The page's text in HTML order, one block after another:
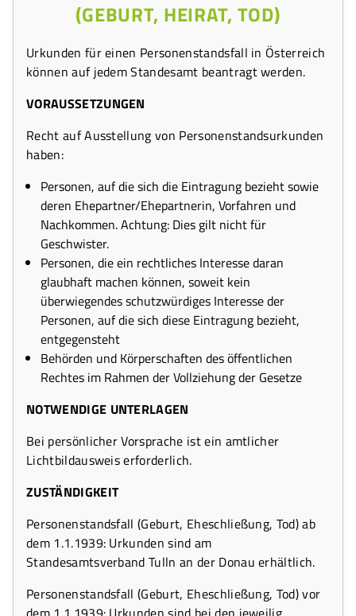
(GEBURT, HEIRAT, TOD)
Urkunden für einen Personenstandsfall in Österreich
können auf jedem Standesamt beantragt werden.
VORAUSSETZUNGEN
Recht auf Ausstellung von Personenstandsurkunden
haben:
Personen, auf die sich die Eintragung bezieht sowie
deren Ehepartner/Ehepartnerin, Vorfahren und
Nachkommen. Achtung: Dies gilt nicht für
Geschwister.
Personen, die ein rechtliches Interesse daran
glaubhaft machen können, soweit kein
überwiegendes schutzwürdiges Interesse der
Personen, auf die sich diese Eintragung bezieht,
entgegensteht
Behörden und Körperschaften des öffentlichen
Rechtes im Rahmen der Vollziehung der Gesetze
NOTWENDIGE UNTERLAGEN
Bei persönlicher Vorsprache ist ein amtlicher
Lichtbildausweis erforderlich.
ZUSTÄNDIGKEIT
Personenstandsfall (Geburt, Eheschließung, Tod) ab
dem 1.1.1939: Urkunden sind am
Standesamtsverband Tulln an der Donau erhältlich.
Personenstandsfall (Geburt, Eheschließung, Tod) vor